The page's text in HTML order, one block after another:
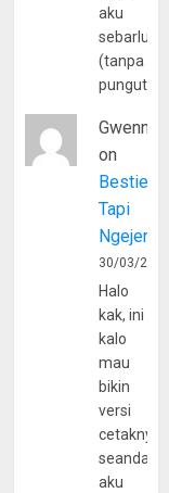
aku
(tanpa
Gwenny
on
Bestie
Tapi
30/03/
Halo
kak, ini
kalo
mau
bikin
versi
cetaknya
aku